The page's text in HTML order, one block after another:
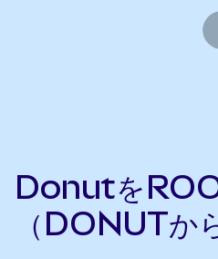
Donutを
（DONUTか